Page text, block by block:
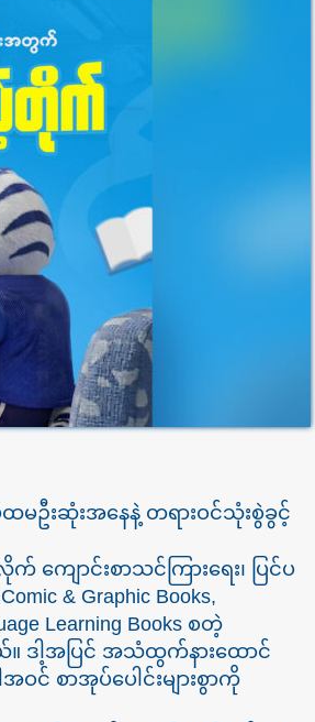
ပထမဦးဆုံးအနေနဲ့ တရားဝင်သုံးစွဲခွင့်
ောင်းစာသင်ကြားရေး၊ ပြင်ပ
& Graphic Books,
Learning Books စတဲ့
ဒါ့အပြင် အသံထွက်နားထောင်
ဝင် စာအုပ်ပေါင်းများစွာကို